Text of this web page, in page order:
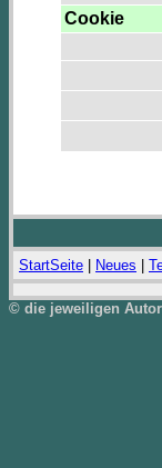
Cookie
StartSeite Neues
© die jeweiligen